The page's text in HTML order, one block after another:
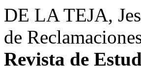
DE LA TEJA,
de
Revista de